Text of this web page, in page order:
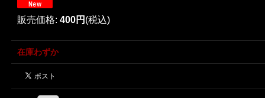
販売価格: 400円 (税込)
在庫わずか